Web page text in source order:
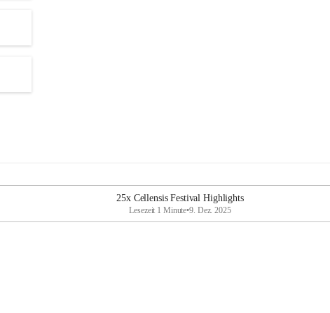
25x Cellensis Festival Highlights
Lesezeit 1 Minute•9. Dez. 2025